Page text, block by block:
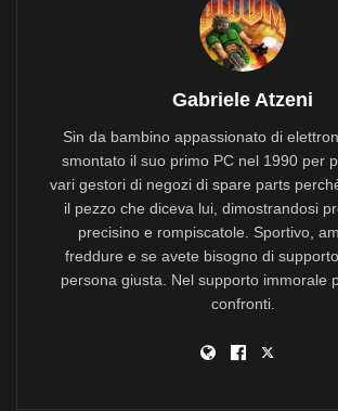
Gabriele Atzeni
Sin da bambino appassionato di
smontato il suo primo PC nel 1990 per
vari gestori di negozi di spare parts
il pezzo che diceva lui, dimostrandosi
precisino e rompiscatole. Sportivo,
freddure e se avete bisogno di
persona giusta. Nel supporto immorale
confronti.